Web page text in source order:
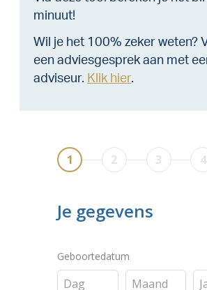
minuut!
Wil je het 100% zeker weten?
een adviesgesprek aan met
adviseur. Klik hier.